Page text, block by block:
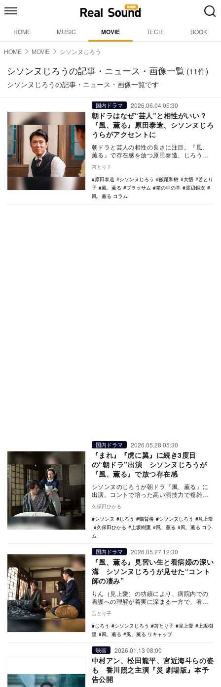
HOME MUSIC MOVIE TECH BOOK
HOME MOVIE シソンヌじろう
シソンヌじろうの記事・ニュース・画像一覧 (11件)
シソンヌじろうの記事・ニュース・画像一覧です
国内ドラマ 2026.06.04 05:30
朝ドラはなぜ“芸人”と相性がいい？
『風、薫る』原田泰造、シソンヌじろ
うらがアクセントに
朝ドラと芸人の相性の良さに注目。『風、
薫る』で存在感を放つ原田泰造、じろう、
俳優”が生み…
苫とり子
原田泰造
シソンヌじろう 飯尾和樹 大悟
苫とり
子
風、薫る ブラッサム 箱の中の羊
渡辺銀次
風、薫る コラム
国内ドラマ 2026.05.28 05:30
『まれ』『虎に翼』に続き3度目
の“朝ドラ”出演 シソンヌじろうが
『風、薫る』で放つ存在感
シソンヌのじろうが朝ドラ『風、薫る』に
出演。コントで培った高い演技力で複雑な
彼の演技に注目…
久保田ひかる
シソンヌ
じろう 猫背椿 シソンヌじろう
見上愛
久保田ひかる
上坂樹里 風、薫る
風、薫る コラ
ム
国内ドラマ 2026.05.27 12:30
『風、薫る』見習い生と看病婦の深い
溝 シソンヌじろうが見せた“コント
師の凄み”
りん（見上愛）の功績により、病院内での
看護への理解が着実に深まる一方で、看護
そんな中、NH…
苫とり子
じろう
シソンヌじろう 苫とり子 見上愛
上坂樹
里
風、薫る 風、薫る リキャップ
映画 2026.01.13 08:00
中村アン、松田龍平、宮近海斗らの姿
も 香川照之主演『災 劇場版』本予
告公開